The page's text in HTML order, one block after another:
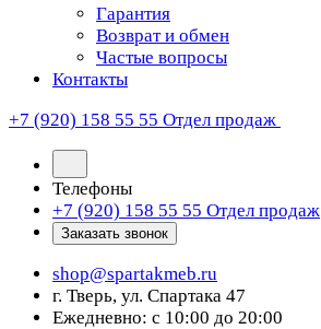
Гарантия
Возврат и обмен
Частые вопросы
Контакты
+7 (920) 158 55 55 Отдел продаж
Телефоны
+7 (920) 158 55 55 Отдел продаж
Заказать звонок
shop@spartakmeb.ru
г. Тверь, ул. Спартака 47
Ежедневно: с 10:00 до 20:00